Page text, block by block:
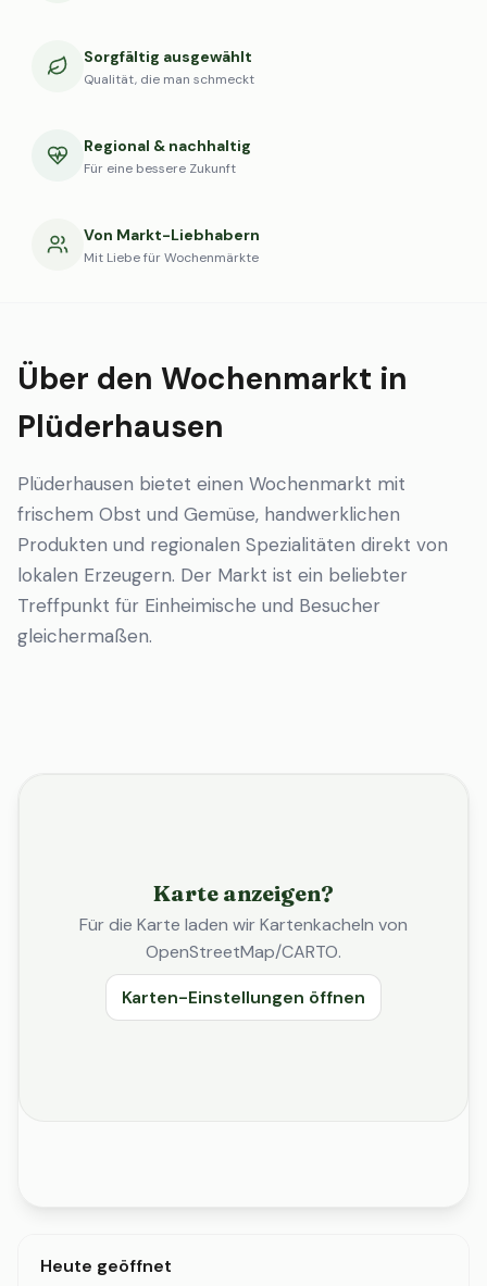
Sorgfältig ausgewählt
Qualität, die man schmeckt
Regional & nachhaltig
Für eine bessere Zukunft
Von Markt-Liebhabern
Mit Liebe für Wochenmärkte
Über den Wochenmarkt in
Plüderhausen
Plüderhausen bietet einen Wochenmarkt mit
frischem Obst und Gemüse, handwerklichen
Produkten und regionalen Spezialitäten direkt von
lokalen Erzeugern. Der Markt ist ein beliebter
Treffpunkt für Einheimische und Besucher
gleichermaßen.
Karte anzeigen?
Für die Karte laden wir Kartenkacheln von
OpenStreetMap/CARTO.
Karten-Einstellungen öffnen
Heute geöffnet